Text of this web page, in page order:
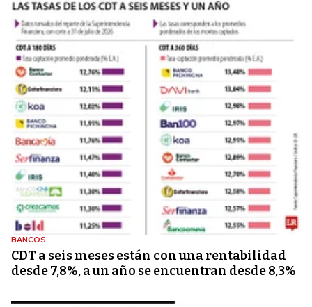
BANCOS
CDT a seis meses están con una rentabilidad
desde 7,8%, a un año se encuentran desde 8,3%